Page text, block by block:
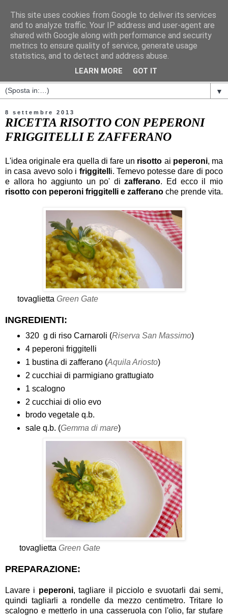
▼
8 settembre 2013
RICETTA RISOTTO CON PEPERONI
FRIGGITELLI E ZAFFERANO
L'idea originale era quella di fare un risotto ai peperoni, ma
in casa avevo solo i friggitell i. Temevo potesse dare di poco
e allora ho aggiunto un po' dizafferano. Ed ecco il mio
risotto con peperoni friggitelli e zafferano che prende vita.
tovaglietta Green Gate
INGREDIENTI:
320 g di riso Carnaroli (Riserva San Massimo)
4 peperoni friggitelli
1 bustina di zafferano (Aquila Ariosto)
2 cucchiai di parmigiano grattugiato
1 scalogno
2 cucchiai di olio evo
brodo vegetale q.b.
sale q.b. (Gemma di mare)
tovaglietta Green Gate
PREPARAZIONE:
Lavare i peperoni, tagliare il picciolo e svuotarli dai semi,
quindi tagliarli a rondelle da mezzo centimetro. Tritare lo
scalogno e metterlo in una casseruola con l'olio, far stufare
This site uses cookies from Google to deliver its services
and to analyze traffic. Your IP address and user-agent are
shared with Google along with performance and security
metrics to ensure quality of service, generate usage
statistics, and to detect and address abuse.
LEARN MORE GOT IT